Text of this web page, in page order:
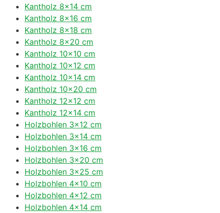
Kantholz 8×14 cm
Kantholz 8×16 cm
Kantholz 8×18 cm
Kantholz 8×20 cm
Kantholz 10×10 cm
Kantholz 10×12 cm
Kantholz 10×14 cm
Kantholz 10×20 cm
Kantholz 12×12 cm
Kantholz 12×14 cm
Holzbohlen 3×12 cm
Holzbohlen 3×14 cm
Holzbohlen 3×16 cm
Holzbohlen 3×20 cm
Holzbohlen 3×25 cm
Holzbohlen 4×10 cm
Holzbohlen 4×12 cm
Holzbohlen 4×14 cm